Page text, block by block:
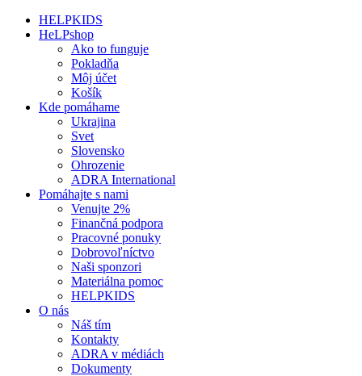
HELPKIDS
HeLPshop
Ako to funguje
Pokladňa
Môj účet
Košík
Kde pomáhame
Ukrajina
Svet
Slovensko
Ohrozenie
ADRA International
Pomáhajte s nami
Venujte 2%
Finančná podpora
Pracovné ponuky
Dobrovoľníctvo
Naši sponzori
Materiálna pomoc
HELPKIDS
O nás
Náš tím
Kontakty
ADRA v médiách
Dokumenty